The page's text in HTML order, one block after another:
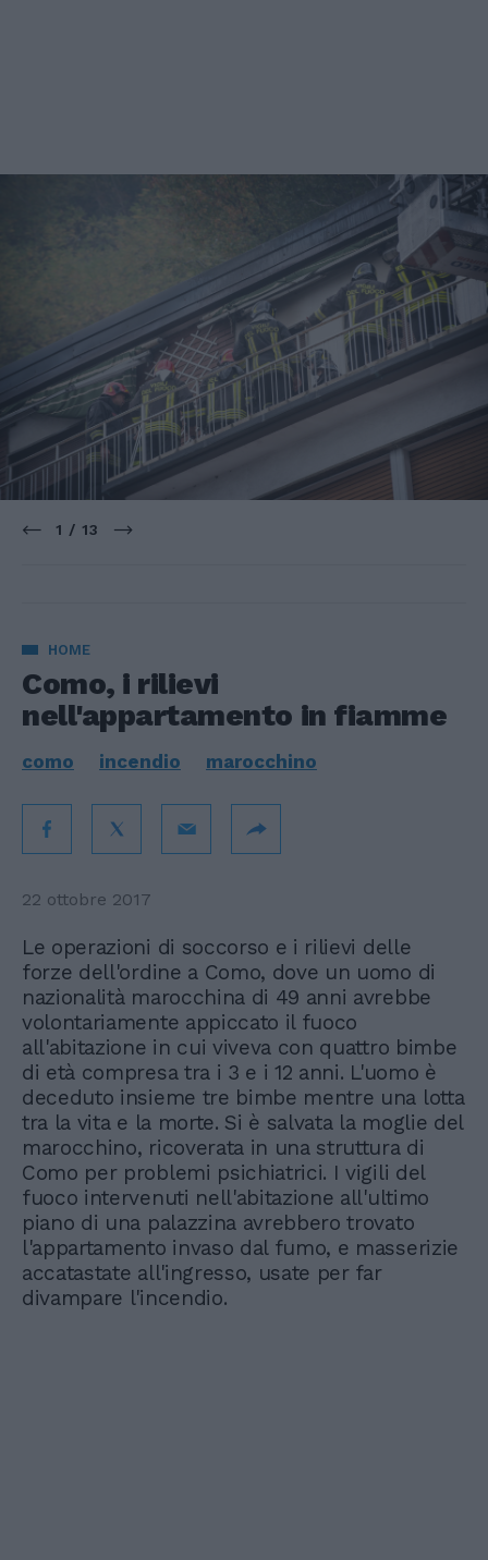
1 / 13
HOME
Como, i rilievi
nell'appartamento in fiamme
como incendio marocchino
22 ottobre 2017
Le operazioni di soccorso e i rilievi delle
forze dell'ordine a Como, dove un uomo di
nazionalità marocchina di 49 anni avrebbe
volontariamente appiccato il fuoco
all'abitazione in cui viveva con quattro bimbe
di età compresa tra i 3 e i 12 anni. L'uomo è
deceduto insieme tre bimbe mentre una lotta
tra la vita e la morte. Si è salvata la moglie del
marocchino, ricoverata in una struttura di
Como per problemi psichiatrici. I vigili del
fuoco intervenuti nell'abitazione all'ultimo
piano di una palazzina avrebbero trovato
l'appartamento invaso dal fumo, e masserizie
accatastate all'ingresso, usate per far
divampare l'incendio.